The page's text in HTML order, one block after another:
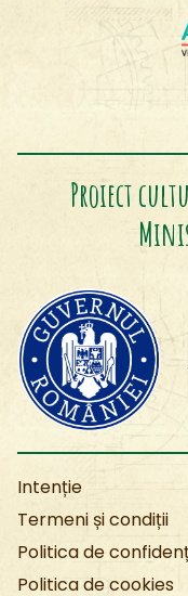
Proiect
Intenție
Termeni și condiții
Politica de
Politica de cookies